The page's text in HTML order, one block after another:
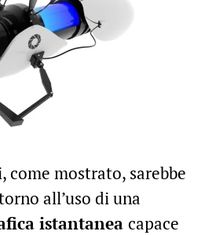
mostrato, sarebbe
all’uso di una
istantanea capace